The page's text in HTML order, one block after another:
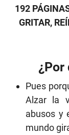
192
GRITAR,
¿Por
Pues
Alzar la
abusos y
mundo